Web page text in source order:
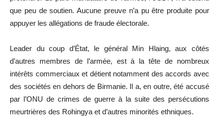
que peu de soutien. Aucune preuve n’a pu être produite pour
appuyer les allégations de fraude électorale.
Leader du coup d’État, le général Min Hlaing, aux côtés
d’autres membres de l’armée, est à la tête de nombreux
intérêts commerciaux et détient notamment des accords avec
des sociétés en dehors de Birmanie. Il a, en outre, été accusé
par l’ONU de crimes de guerre à la suite des persécutions
meurtrières des Rohingya et d’autres minorités ethniques.